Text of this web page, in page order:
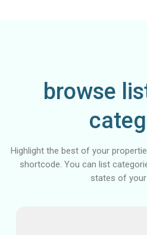
browse
Highlight the best of your
shortcode. You can list
states of